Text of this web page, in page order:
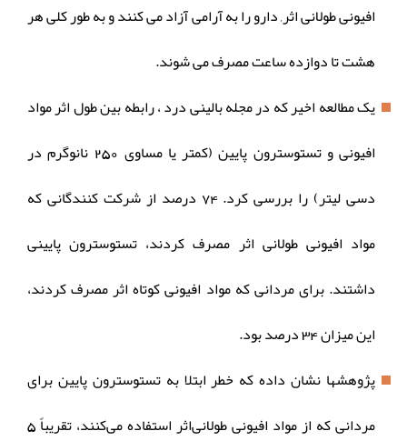
افیونی طولانی اثر, دارو را به آرامی آزاد می کنند و به طور کلی هر
هشت تا دوازده ساعت مصرف می شوند.
یک مطالعه اخیر که در مجله بالینی درد ، رابطه بین طول اثر مواد
افیونی و تستوسترون پایین (کمتر یا مساوی 250 نانوگرم در
دسی لیتر) را بررسی کرد. 74 درصد از شرکت کنندگانی که
مواد افیونی طولانی اثر مصرف کردند، تستوسترون پایینی
داشتند. برای مردانی که مواد افیونی کوتاه اثر مصرف کردند،
این میزان 34 درصد بود.
پژوهشها نشان داده که خطر ابتلا به تستوسترون پایین برای
مردانی که از مواد افیونی طولانی‌اثر استفاده می‌کنند، تقریباً 5